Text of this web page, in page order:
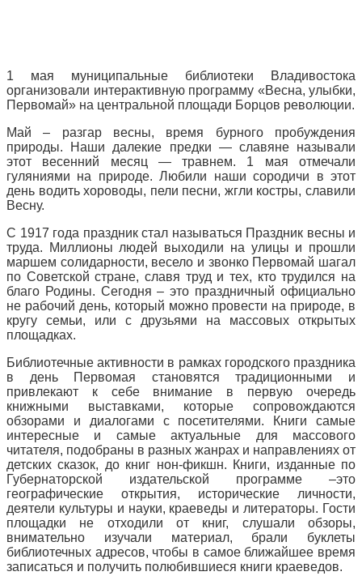
1 мая муниципальные библиотеки Владивостока
организовали интерактивную программу «Весна, улыбки,
Первомай» на центральной площади Борцов революции.
Май – разгар весны, время бурного пробуждения
природы. Наши далекие предки — славяне называли
этот весенний месяц — травнем. 1 мая отмечали
гуляниями на природе. Любили наши сородичи в этот
день водить хороводы, пели песни, жгли костры, славили
Весну.
С 1917 года праздник стал называться Праздник весны и
труда. Миллионы людей выходили на улицы и прошли
маршем солидарности, весело и звонко Первомай шагал
по Советской стране, славя труд и тех, кто трудился на
благо Родины. Сегодня – это праздничный официально
не рабочий день, который можно провести на природе, в
кругу семьи, или с друзьями на массовых открытых
площадках.
Библиотечные активности в рамках городского праздника
в день Первомая становятся традиционными и
привлекают к себе внимание в первую очередь
книжными выставками, которые сопровождаются
обзорами и диалогами с посетителями. Книги самые
интересные и самые актуальные для массового
читателя, подобраны в разных жанрах и направлениях от
детских сказок, до книг нон-фикшн. Книги, изданные по
Губернаторской издательской программе –это
географические открытия, исторические личности,
деятели культуры и науки, краеведы и литераторы. Гости
площадки не отходили от книг, слушали обзоры,
внимательно изучали материал, брали буклеты
библиотечных адресов, чтобы в самое ближайшее время
записаться и получить полюбившиеся книги краеведов.